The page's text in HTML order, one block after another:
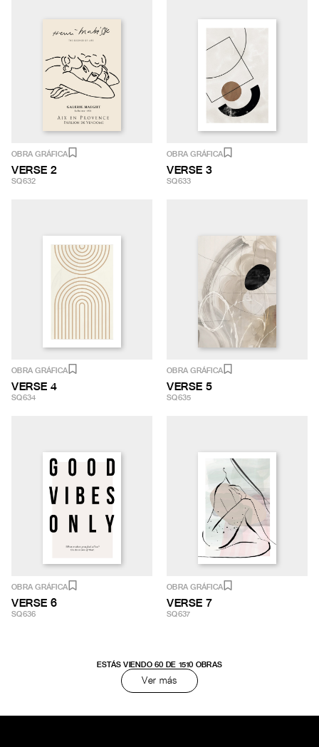
OBRA GRÁFICA
VERSE 2
SQ632
OBRA GRÁFICA
VERSE 3
SQ633
OBRA GRÁFICA
VERSE 4
SQ634
OBRA GRÁFICA
VERSE 5
SQ635
OBRA GRÁFICA
VERSE 6
SQ636
OBRA GRÁFICA
VERSE 7
SQ637
ESTÁS VIENDO60 DE 1510 OBRAS
Ver más